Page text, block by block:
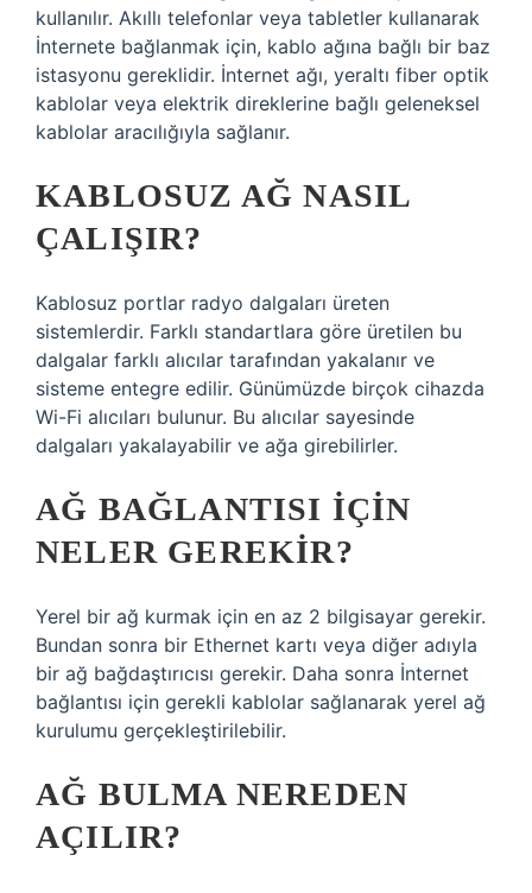
kullanılır. Akıllı telefonlar veya tabletler kullanarak
İnternete bağlanmak için, kablo ağına bağlı bir baz
istasyonu gereklidir. İnternet ağı, yeraltı fiber optik
kablolar veya elektrik direklerine bağlı geleneksel
kablolar aracılığıyla sağlanır.
KABLOSUZ AĞ NASIL
ÇALIŞIR?
Kablosuz portlar radyo dalgaları üreten
sistemlerdir. Farklı standartlara göre üretilen bu
dalgalar farklı alıcılar tarafından yakalanır ve
sisteme entegre edilir. Günümüzde birçok cihazda
Wi-Fi alıcıları bulunur. Bu alıcılar sayesinde
dalgaları yakalayabilir ve ağa girebilirler.
AĞ BAĞLANTISI IÇIN
NELER GEREKIR?
Yerel bir ağ kurmak için en az 2 bilgisayar gerekir.
Bundan sonra bir Ethernet kartı veya diğer adıyla
bir ağ bağdaştırıcısı gerekir. Daha sonra İnternet
bağlantısı için gerekli kablolar sağlanarak yerel ağ
kurulumu gerçekleştirilebilir.
AĞ BULMA NEREDEN
AÇILIR?